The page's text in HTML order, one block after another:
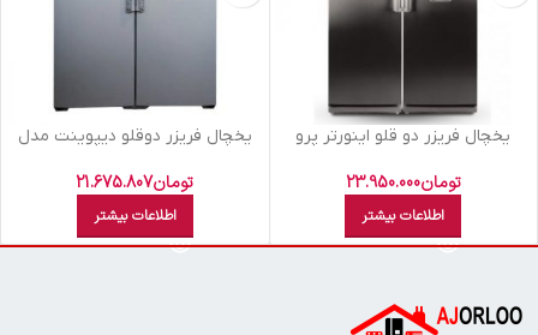
يخچال فريزر دو قلو اينورتر پرو
D4 I PROتومان23.950.000
اطلاعات بیشتر
یخچال فریزر دوقلو دیپوینت مدل
تومان21.675.807
اطلاعات بیشتر